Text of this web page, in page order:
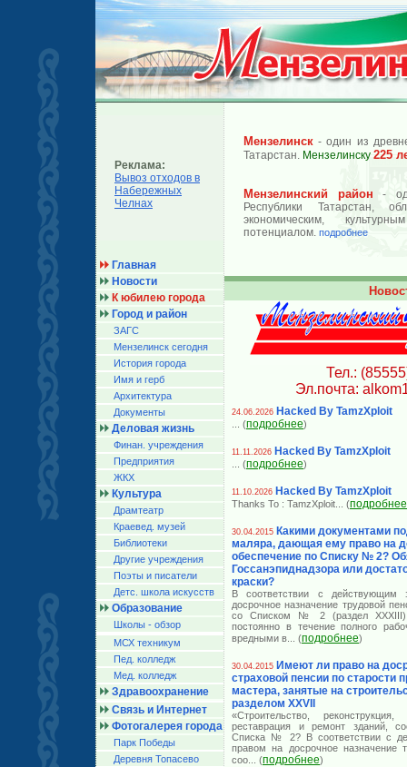
Реклама:
Вывоз отходов в
Набережных
Челнах
Главная
Новости
К юбилею города
Город и район
ЗАГС
Мензелинск сегодня
История города
Имя и герб
Архитектура
Документы
Деловая жизнь
Финан. учреждения
Предприятия
ЖКХ
Культура
Драмтеатр
Краевед. музей
Библиотеки
Другие учреждения
Поэты и писатели
Детс. школа искусств
Образование
Школы - обзор
МСХ техникум
Пед. колледж
Мед. колледж
Здравоохранение
Связь и Интернет
Фотогалерея города
Парк Победы
Деревня Топасево
Мензелинск - один из
Татарстан. Мензелинску 225
Мензелинский район -
Республики Татарстан,
экономическим,
потенциалом. подробнее
Тел.:
Эл.почта:
24.06.2026 Hacked By TamzXploit
... (подробнее)
11.11.2026 Hacked By TamzXploit
... (подробнее)
11.10.2026 Hacked By TamzXploit
Thanks To : TamzXploit ... (подробнее
30.04.2015 Какими документами
маляра, дающая ему право на
обеспечение по Списку № 2?
Госсанэпиднадзора или
краски?
В соответствии с действующим
досрочное назначение трудовой
со Списком № 2 (раздел XXXIII)
постоянно в течение полного
вредными в ... (подробнее)
30.04.2015 Имеют ли право на
страховой пенсии по старости
мастера, занятые на
разделом XXVII
«Строительство, реконструкция,
реставрация и ремонт зданий,
Списка № 2? В соответствии с
правом на досрочное назначение
соо ... (подробнее)